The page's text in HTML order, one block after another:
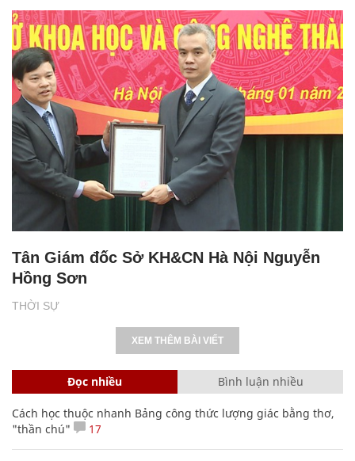
THỜI SỰ
Tân Giám đốc Sở KH&CN Hà Nội Nguyễn
Hồng Sơn
XEM THÊM BÀI VIẾT
Đọc nhiều Bình luận nhiều
Cách học thuộc nhanh Bảng công thức lượng giác bằng thơ,
"thần chú"
17